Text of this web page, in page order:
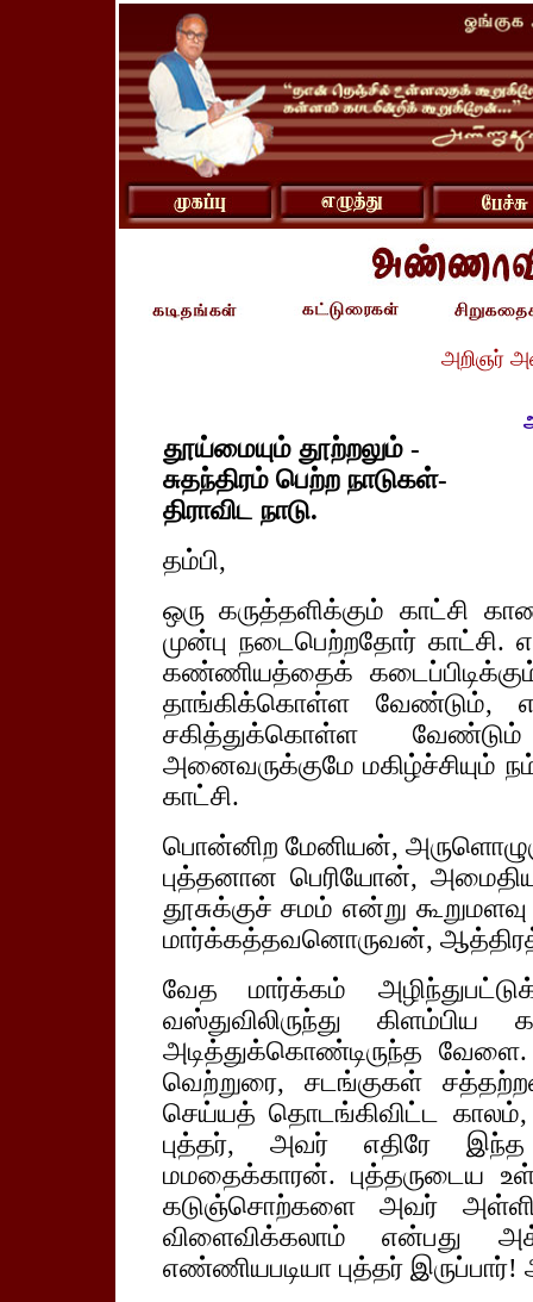
அறிஞர்
தூய்மையும் தூற்றலும் -
சுதந்திரம் பெற்ற நாடுகள்-
திராவிட நாடு.
தம்பி,
ஒரு கருத்தளிக்கும் காட்சி
முன்பு நடைபெற்றதோர்
கண்ணியத்தைக்
தாங்கிக்கொள்ள வேண்டும்,
சகித்துக்கொள்ள
அனைவருக்குமே மகிழ்ச்சியும்
காட்சி.
பொன்னிற மேனியன்,
புத்தனான பெரியோன்,
தூசுக்குச் சமம் என்று
மார்க்கத்தவனொருவன்,
வேத மார்க்கம்
வஸ்துவிலிருந்து கிளம்பிய
அடித்துக்கொண்டிருந்த
வெற்றுரை, சடங்குகள்
செய்யத் தொடங்கிவிட்ட
புத்தர், அவர் எதிரே இந்த
மமதைக்காரன். புத்தருடைய
கடுஞ்சொற்களை அவர்
விளைவிக்கலாம் என்பது
எண்ணியபடியா புத்தர்